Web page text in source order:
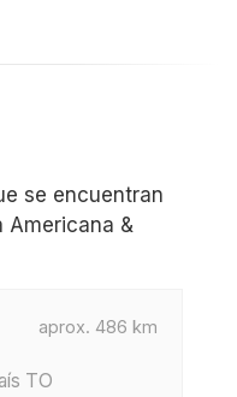
se encuentran
Americana &
aprox. 486 km
TO